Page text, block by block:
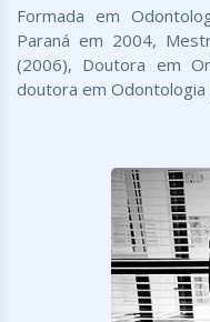
Formada em
Paraná em 2004,
(2006), Doutora em
doutora em Odontologia